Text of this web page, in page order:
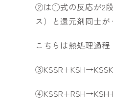
②は①式の反応が2段
ス）と還元剤同士が
こちらは熱処理過程